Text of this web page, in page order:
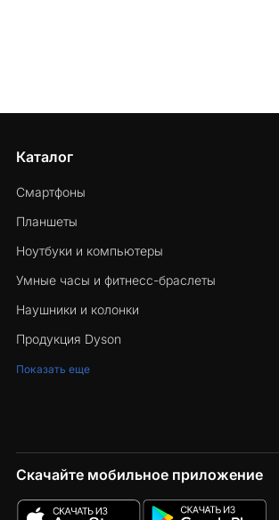
Каталог
Смартфоны
Планшеты
Ноутбуки и компьютеры
Умные часы и фитнесс-браслеты
Наушники и колонки
Продукция Dyson
Показать еще
Скачайте мобильное приложение